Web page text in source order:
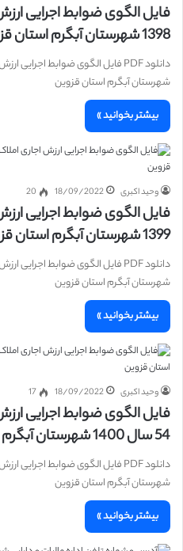
فایل الگوی ضوابط اجرایی
1398 شهرستان آبگرم استان قزوین
شهرستان آبگرم استان قزوین
بیشتر بخوانید »
وحید اکبری 18/09/2022
20
فایل الگوی ضوابط اجرایی
1399 شهرستان آبگرم استان قزوین
شهرستان آبگرم استان قزوین
بیشتر بخوانید »
وحید اکبری 18/09/2022
17
فایل الگوی ضوابط اجرایی
54 سال 1400 شهرستان آبگرم استان قزوین
شهرستان آبگرم استان قزوین
بیشتر بخوانید »